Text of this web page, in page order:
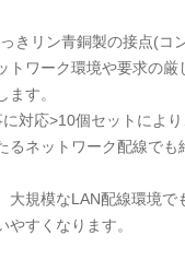
きリン青銅製の接点(コ
トワーク環境や要求の厳
す。
対応>10個セットによ
るネットワーク配線でも
大規模なLAN配線環境で
やすくなります。